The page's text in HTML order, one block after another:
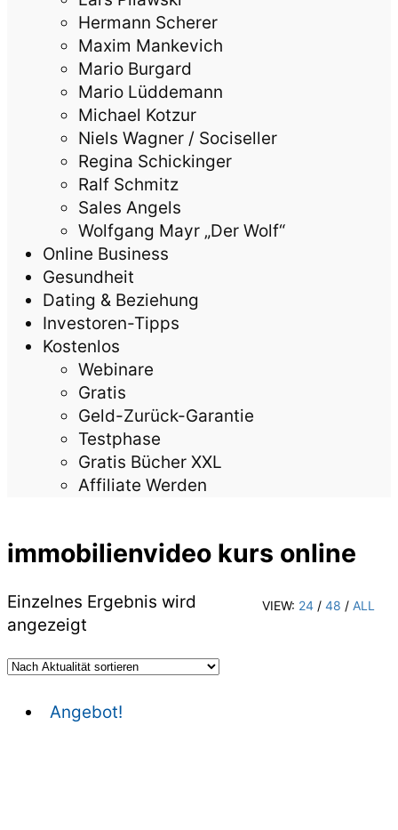
Hermann Scherer
Maxim Mankevich
Mario Burgard
Mario Lüddemann
Michael Kotzur
Niels Wagner / Sociseller
Regina Schickinger
Ralf Schmitz
Sales Angels
Wolfgang Mayr „Der Wolf“
Online Business
Gesundheit
Dating & Beziehung
Investoren-Tipps
Kostenlos
Webinare
Gratis
Geld-Zurück-Garantie
Testphase
Gratis Bücher XXL
Affiliate Werden
immobilienvideo kurs online
VIEW: 24 / 48 / ALL
Einzelnes Ergebnis wird
angezeigt
Angebot!